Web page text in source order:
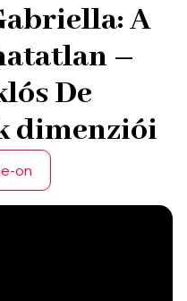
A
–
De
dimenziói
on